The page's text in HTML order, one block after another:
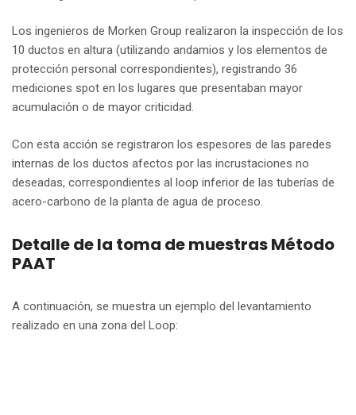
Los ingenieros de Morken Group realizaron la inspección de los
10 ductos en altura (utilizando andamios y los elementos de
protección personal correspondientes), registrando 36
mediciones spot en los lugares que presentaban mayor
acumulación o de mayor criticidad.
Con esta acción se registraron los espesores de las paredes
internas de los ductos afectos por las incrustaciones no
deseadas, correspondientes al loop inferior de las tuberías de
acero-carbono de la planta de agua de proceso.
Detalle de la toma de muestras Método
PAAT
A continuación, se muestra un ejemplo del levantamiento
realizado en una zona del Loop: